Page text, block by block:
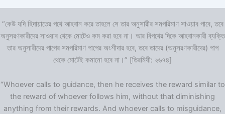
“কেউ যদি হিদায়াতের পথে আহবান করে তাহলে সে তার অনুসারীর সমপরিমাণ সাওয়াব পাবে, তবে
অনুসরণকারীদের সাওয়াব থেকে মোটেও কম করা হবে না। আর বিপথের দিকে আহবানকারী ব্যক্তি
তার অনুসারীদের পাপের সমপরিমাণ পাপের অংশীদার হবে, তবে তাদের (অনুসরণকারীদের) পাপ
থেকে মোটেই কমানো হবে না।” [তিরমিযী: ২৬৭৪]
“Whoever calls to guidance, then he receives the reward similar to
the reward of whoever follows him, without that diminishing
anything from their rewards. And whoever calls to misguidance,